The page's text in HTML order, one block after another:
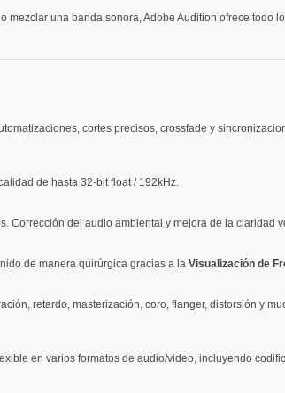
una banda sonora, Adobe Audition ofrece todo
cortes precisos, crossfade y
de hasta 32-bit float / 192kHz.
Corrección del audio ambiental y mejora de la claridad
de manera quirúrgica gracias a la Visualización de
retardo, masterización, coro, flanger, distorsión y
en varios formatos de audio/video, incluyendo